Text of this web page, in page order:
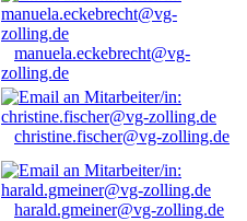
manuela.eckebrecht@vg-
zolling.de
christine.fischer@vg-zolling.de
harald.gmeiner@vg-zolling.de